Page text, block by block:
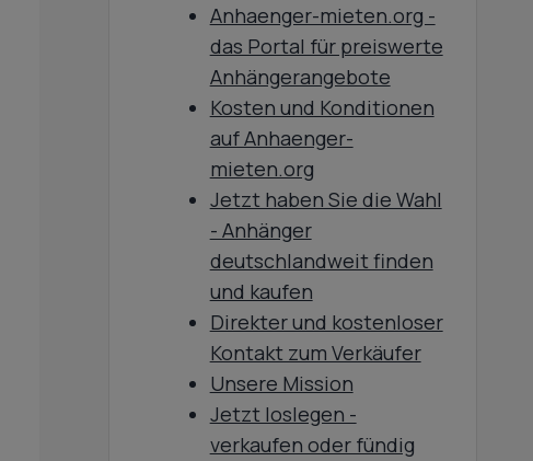
Anhaenger-mieten.org -
das Portal für preiswerte
Anhängerangebote
Kosten und Konditionen
auf Anhaenger-
mieten.org
Jetzt haben Sie die Wahl
- Anhänger
deutschlandweit finden
und kaufen
Direkter und kostenloser
Kontakt zum Verkäufer
Unsere Mission
Jetzt loslegen -
verkaufen oder fündig